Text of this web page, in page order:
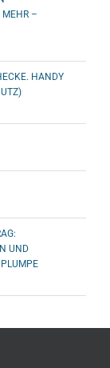
MEHR –
HANDY
UND
PLUMPE